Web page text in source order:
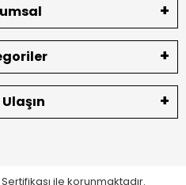
ile korunmaktadır.